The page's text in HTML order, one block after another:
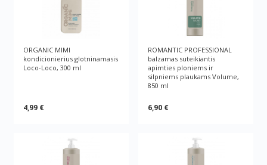
ORGANIC MIMI
kondicionierius glotninamasis
Loco-Loco, 300 ml
4,99 €
ROMANTIC PROFESSIONAL
balzamas suteikiantis
apimties ploniems ir
silpniems plaukams Volume,
850 ml
6,90 €